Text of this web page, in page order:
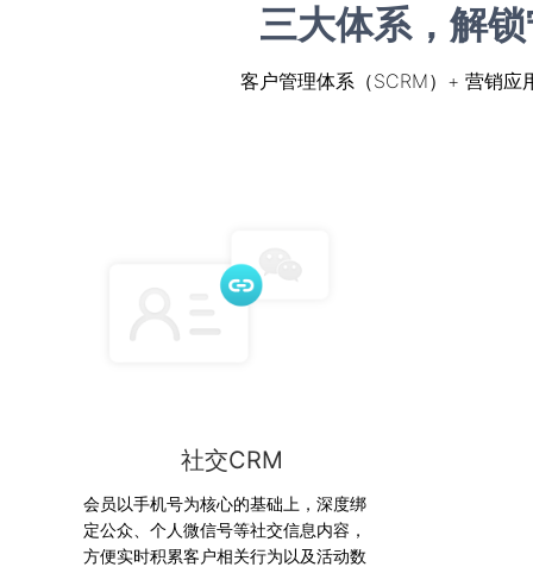
三大体系，解
客户管理体系（SCRM）+ 营销
社交CRM
会员以手机号为核心的基础上，深度绑
定公众、个人微信号等社交信息内容，
方便实时积累客户相关行为以及活动数